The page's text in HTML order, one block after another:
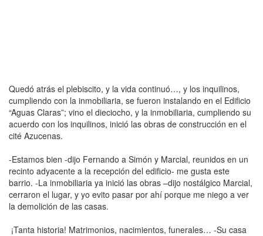
Quedó atrás el plebiscito, y la vida continuó…, y los inquilinos,
cumpliendo con la inmobiliaria, se fueron instalando en el Edificio
“Aguas Claras”; vino el dieciocho, y la inmobiliaria, cumpliendo su
acuerdo con los inquilinos, inició las obras de construcción en el
cité Azucenas.
-Estamos bien -dijo Fernando a Simón y Marcial, reunidos en un
recinto adyacente a la recepción del edificio- me gusta este
barrio. -La inmobiliaria ya inició las obras –dijo nostálgico Marcial,
cerraron el lugar, y yo evito pasar por ahí porque me niego a ver
la demolición de las casas.
¡Tanta historia! Matrimonios, nacimientos, funerales… -Su casa